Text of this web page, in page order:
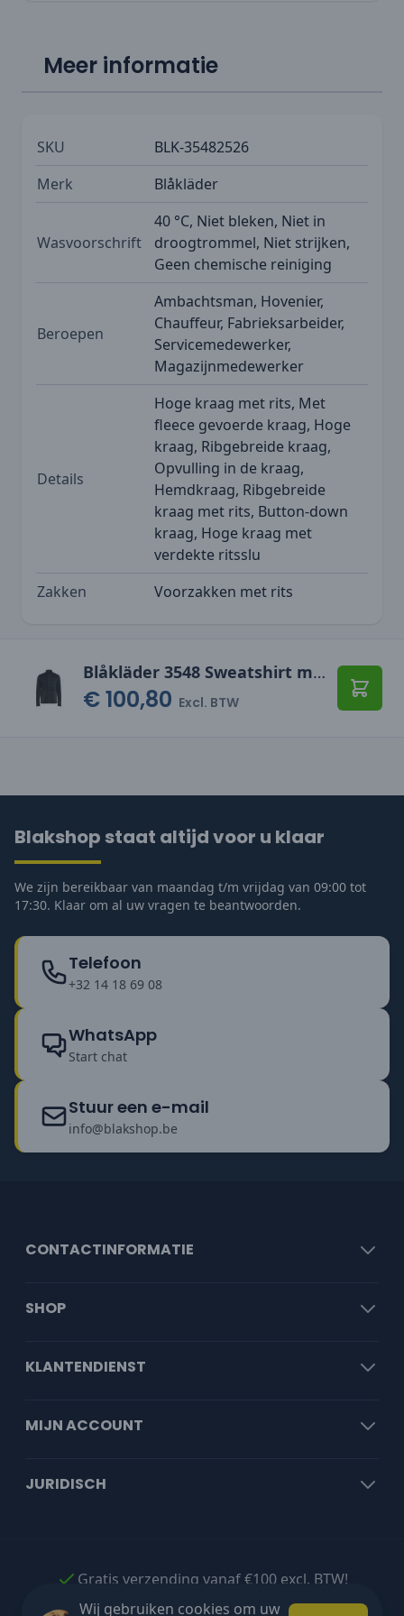
Wij gebruiken cookies om uw
Meer informatie
SKU
BLK-35482526
Merk
Blåkläder
Wasvoorschrift
40 °C, Niet bleken, Niet in
droogtrommel, Niet strijken,
Geen chemische reiniging
Beroepen
Ambachtsman, Hovenier,
Chauffeur, Fabrieksarbeider,
Servicemedewerker,
Magazijnmedewerker
Details
Hoge kraag met rits, Met
fleece gevoerde kraag, Hoge
kraag, Ribgebreide kraag,
Opvulling in de kraag,
Hemdkraag, Ribgebreide
kraag met rits, Button-down
kraag, Hoge kraag met
verdekte ritsslu
Zakken
Voorzakken met rits
Blåkläder 3548 Sweatshirt met hele rits
€ 100,80 Excl. BTW
Blakshop staat altijd voor u klaar
We zijn bereikbaar van maandag t/m vrijdag van 09:00 tot
17:30. Klaar om al uw vragen te beantwoorden.
Telefoon
+32 14 18 69 08
WhatsApp
Start chat
Stuur een e-mail
info@blakshop.be
CONTACTINFORMATIE
SHOP
KLANTENDIENST
MIJN ACCOUNT
JURIDISCH
Gratis verzending vanaf €100 excl. BTW!